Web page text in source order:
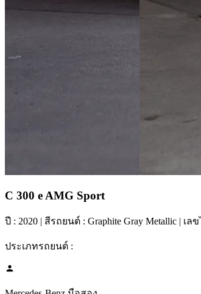
C 300 e AMG Sport
ปี : 2020 | สีรถยนต์ : Graphite Gray Metallic | เล
ประเภทรถยนต์ :